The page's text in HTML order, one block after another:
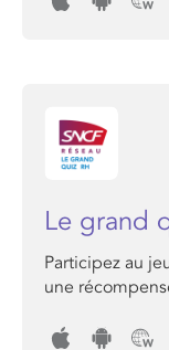
Le grand
Participez au
une